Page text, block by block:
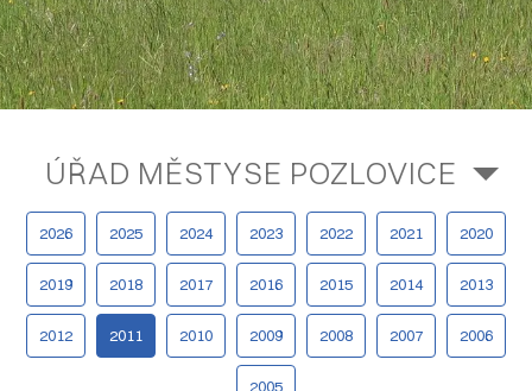
ÚŘAD MĚSTYSE POZLOVICE
2026 2025 2024 2023 2022 2021 2020
2019 2018 2017 2016 2015 2014 2013
2012 2011 2010 2009 2008 2007 2006
2005